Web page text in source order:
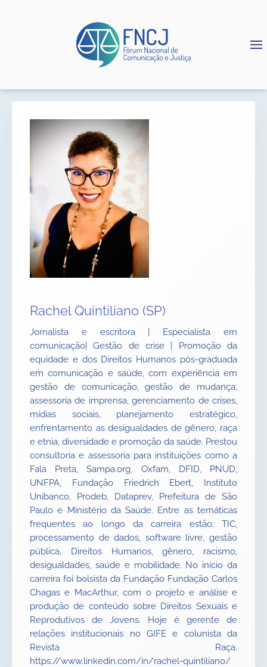
Rachel Quintiliano (SP)
Jornalista e escritora | Especialista em
comunicação| Gestão de crise | Promoção da
equidade e dos Direitos Humanos pós-graduada
em comunicação e saúde, com experiência em
gestão de comunicação, gestão de mudança;
assessoria de imprensa, gerenciamento de crises,
mídias sociais, planejamento estratégico,
enfrentamento as desigualdades de gênero, raça
e etnia, diversidade e promoção da saúde. Prestou
consultoria e assessoria para instituições como a
Fala Preta, Sampa.org, Oxfam, DFID, PNUD,
UNFPA, Fundação Friedrich Ebert, Instituto
Unibanco, Prodeb, Dataprev, Prefeitura de São
Paulo e Ministério da Saúde. Entre as temáticas
frequentes ao longo da carreira estão: TIC,
processamento de dados, software livre, gestão
pública, Direitos Humanos, gênero, racismo,
desigualdades, saúde e mobilidade. No início da
carreira foi bolsista da Fundação Fundação Carlos
Chagas e MacArthur, com o projeto e análise e
produção de conteúdo sobre Direitos Sexuais e
Reprodutivos de Jovens. Hoje é gerente de
relações institucionais no GIFE e colunista da
Revista Raça.
https://www.linkedin.com/in/rachel-quintiliano/